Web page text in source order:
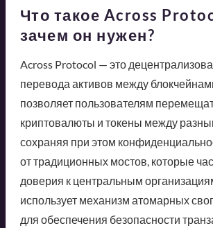
Что такое Across
зачем он нужен?
Across Protocol — это
перевода активов между
позволяет пользователям
криптовалюты и токены между
сохраняя при этом
от традиционных мостов, которые
доверия к центральным
использует механизм атомарных
для обеспечения безопасности